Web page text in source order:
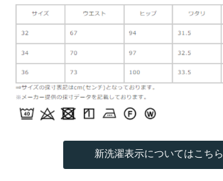
新洗濯表示についてはこちら